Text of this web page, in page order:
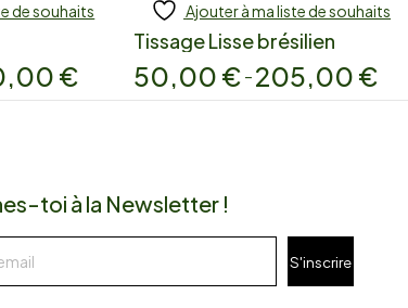
de souhaits
€
Add to cart
Ajouter à ma liste de souhaits
Tissage Lisse brésilien
50,00 € – 205,00 €
toi à la Newsletter !
S'inscrire